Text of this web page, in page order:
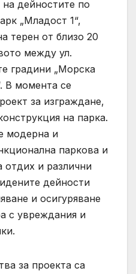
дейностите по
„Младост 1“,
терен от близо 20
между ул.
градини „Морска
В момента се
за изграждане,
на парка.
модерна и
паркова и
отдих и различни
дейности
и осигуряване
с увреждания и
за проекта са